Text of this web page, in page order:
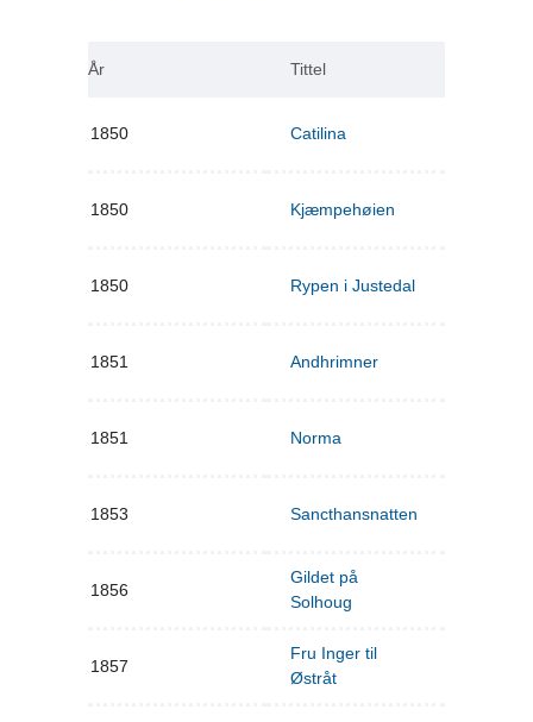
År Tittel
1850 Catilina
1850 Kjæmpehøien
1850 Rypen i Justedal
1851 Andhrimner
1851 Norma
1853 Sancthansnatten
1856
Gildet på
Solhoug
1857
Fru Inger til
Østråt